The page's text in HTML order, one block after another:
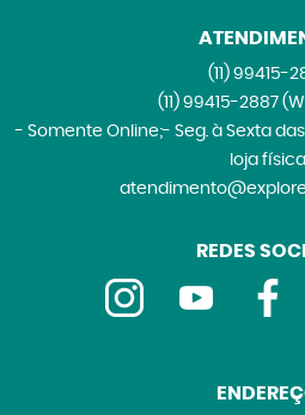
(11)99415-
(11)99415-2887
- Somente Online;- Seg. à Sexta
loja física
REDES